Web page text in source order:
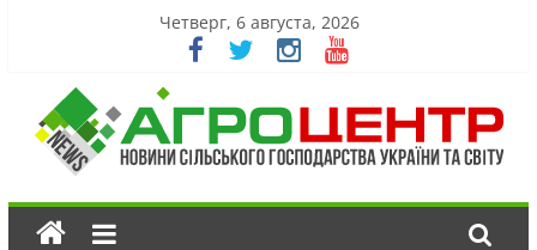
Четверг, 6 августа, 2026